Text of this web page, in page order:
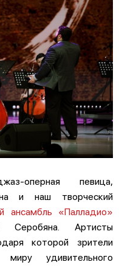
оперная певица,
и наш творческий
ансамбль «Палладио»
Серобяна. Артисты
которой зрители
удивительного